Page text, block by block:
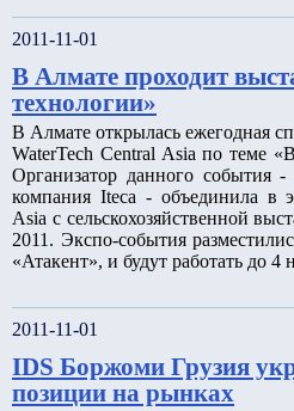
2011-11-01
В Алмате проходит
технологии»
В Алмате открылась ежегодная
WaterTech Central Asia по теме
Организатор данного события -
компания Iteca - объединила в
Asia с сельскохозяйственной
2011. Экспо-события
«Атакент», и будут работать до 4
2011-11-01
IDS Боржоми Грузия
позиции на рынках